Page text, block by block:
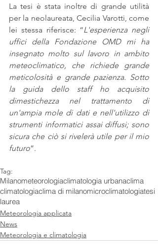
La tesi è stata inoltre di grande utilità
per la neolaureata, Cecilia Varotti, come
lei stessa riferisce: “L'esperienza negli
uffici della Fondazione OMD mi ha
insegnato molto sul lavoro in ambito
meteoclimatico, che richiede grande
meticolosità e grande pazienza. Sotto
la guida dello staff ho acquisito
dimestichezza nel trattamento di
un'ampia mole di dati e nell'utilizzo di
strumenti informatici assai diffusi; sono
sicura che ciò si rivelerà utile per il mio
futuro”.
Tag:
Milanometeorologiaclimatologia urbanaclima
climatologiaclima di milanomicroclimatologiatesi
laurea
Meteorologia applicata
News
Meteorologia e climatologia